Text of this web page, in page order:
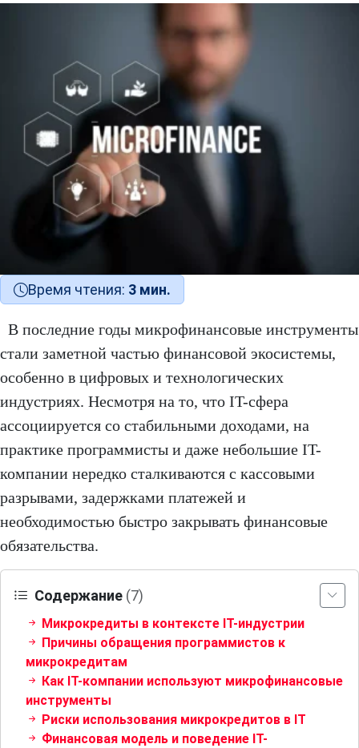
Время чтения: 3 мин.
В последние годы микрофинансовые инструменты
стали заметной частью финансовой экосистемы,
особенно в цифровых и технологических
индустриях. Несмотря на то, что IT-сфера
ассоциируется со стабильными доходами, на
практике программисты и даже небольшие IT-
компании нередко сталкиваются с кассовыми
разрывами, задержками платежей и
необходимостью быстро закрывать финансовые
обязательства.
Содержание (7)
Микрокредиты в контексте IT-индустрии
Причины обращения программистов к
микрокредитам
Как IT-компании используют микрофинансовые
инструменты
Риски использования микрокредитов в IT
Финансовая модель и поведение IT-